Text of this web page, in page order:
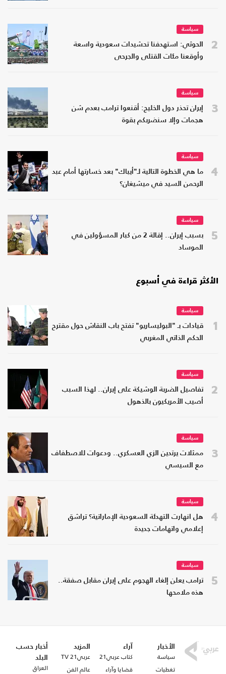
2
سياسة
الحوثي: استهدفنا تحشيدات سعودية واسعة
وأوقعنا مئات القتلى والجرحى
3
سياسة
إيران تحذر دول الخليج: أقنعوا ترامب بعدم شن
هجمات وإلا سنضربكم بقوة
4
سياسة
ما هي الخطوة التالية لـ"أيباك" بعد خسارتها أمام عبد
الرحمن السيد في ميشيغان؟
5
سياسة
بسبب إيران.. إقالة 2 من كبار المسؤولين في
الموساد
الأكثر قراءة في أسبوع
1
سياسة
قيادات بـ "البوليساريو" تفتح باب النقاش حول مقترح
الحكم الذاتي المغربي
2
سياسة
تفاصيل الضربة الوشيكة على إيران.. لهذا السبب
أصيب الأمريكيون بالذهول
3
سياسة
ممثلات يرتدين الزي العسكري.. ودعوات للاصطفاف
مع السيسي
4
سياسة
هل انهارت التهدئة السعودية الإماراتية؟ تراشق
إعلامي واتهامات جديدة
5
سياسة
ترامب يعلن إلغاء الهجوم على إيران مقابل صفقة..
هذه ملامحها
الأخبار
سياسة
تغطيات
آراء
كتاب عربي21
قضايا وآراء
المزيد
عربي21 TV
عالم الفن
أخبار حسب
البلد
العراق